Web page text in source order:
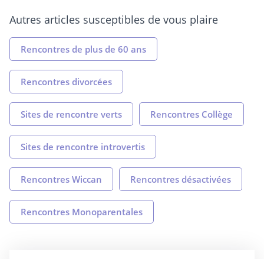
Autres articles susceptibles de vous plaire
Rencontres de plus de 60 ans
Rencontres divorcées
Sites de rencontre verts Rencontres Collège
Sites de rencontre introvertis
Rencontres Wiccan Rencontres désactivées
Rencontres Monoparentales